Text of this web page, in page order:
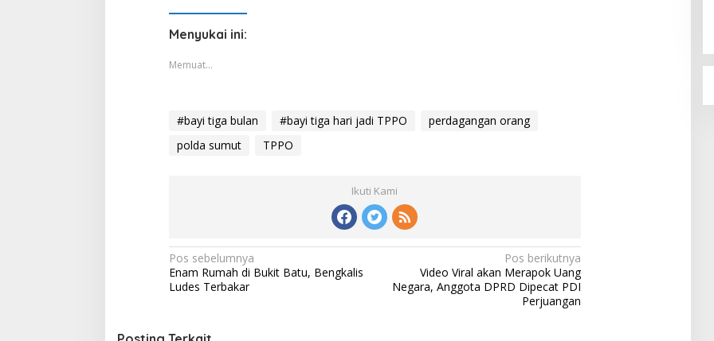
Menyukai ini:
Memuat...
#bayi tiga bulan #bayi tiga hari jadi TPPO
perdagangan orang
polda sumut
TPPO
Ikuti Kami
Navigasi
pos
Pos sebelumnya
Enam Rumah di Bukit Batu, Bengkalis
Ludes Terbakar
Pos berikutnya
Video Viral akan Merapok Uang
Negara, Anggota DPRD Dipecat PDI
Perjuangan